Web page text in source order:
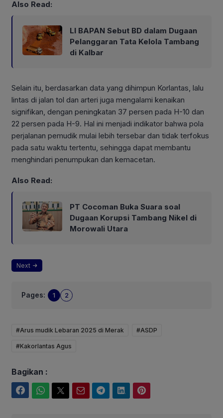
Also Read:
LI BAPAN Sebut BD dalam Dugaan
Pelanggaran Tata Kelola Tambang
di Kalbar
Selain itu, berdasarkan data yang dihimpun Korlantas, lalu
lintas di jalan tol dan arteri juga mengalami kenaikan
signifikan, dengan peningkatan 37 persen pada H-10 dan
22 persen pada H-9. Hal ini menjadi indikator bahwa pola
perjalanan pemudik mulai lebih tersebar dan tidak terfokus
pada satu waktu tertentu, sehingga dapat membantu
menghindari penumpukan dan kemacetan.
Also Read:
PT Cocoman Buka Suara soal
Dugaan Korupsi Tambang Nikel di
Morowali Utara
Next
Pages: 1 2
#Arus mudik Lebaran 2025 di Merak #ASDP
#Kakorlantas Agus
Bagikan :